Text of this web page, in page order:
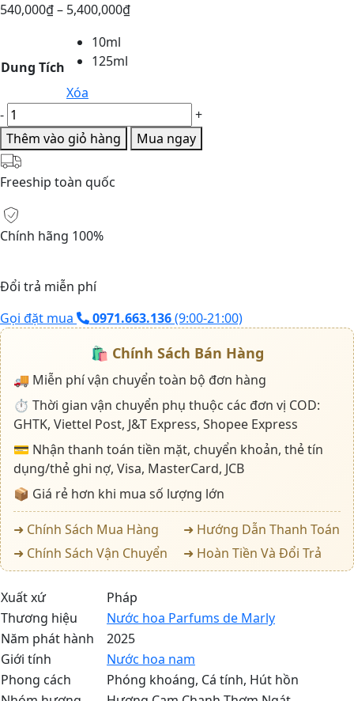
540,000₫– 5,400,000₫
Dung Tích
10ml
125ml
Xóa
Nước
hoa
nam
Parfums
De
Marly
Castley
EDP
lượng
-
+
Thêm vào giỏ hàng
Mua ngay
Freeship toàn quốc
Chính hãng 100%
Đổi trả miễn phí
Gọi đặt mua
0971.663.136(9:00-21:00)
🛍️ Chính Sách Bán Hàng
🚚 Miễn phí vận chuyển toàn bộ đơn hàng
⏱️ Thời gian vận chuyển phụ thuộc các đơn vị COD:
GHTK, Viettel Post, J&T Express, Shopee Express
💳 Nhận thanh toán tiền mặt, chuyển khoản, thẻ tín
dụng/thẻ ghi nợ, Visa, MasterCard, JCB
📦 Giá rẻ hơn khi mua số lượng lớn
➜ Chính Sách Mua Hàng
➜ Hướng Dẫn Thanh Toán
➜ Chính Sách Vận Chuyển
➜ Hoàn Tiền Và Đổi Trả
Xuất xứ
Pháp
Thương hiệu
Nước hoa Parfums de Marly
Năm phát hành
2025
Giới tính
Nước hoa nam
Phong cách
Phóng khoáng, Cá tính, Hút hồn